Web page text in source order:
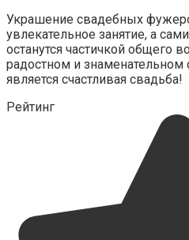
Украшение свадебных
увлекательное занятие, а
останутся частичкой общего
радостном и
является счастливая свадьба!
Рейтинг